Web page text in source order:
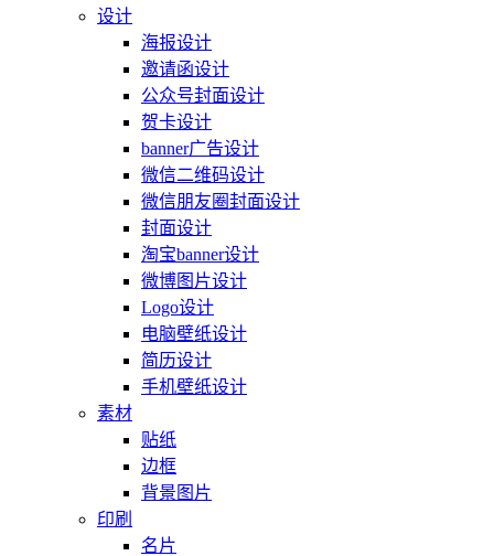
设计
海报设计
邀请函设计
公众号封面设计
贺卡设计
banner广告设计
微信二维码设计
微信朋友圈封面设计
封面设计
淘宝banner设计
微博图片设计
Logo设计
电脑壁纸设计
简历设计
手机壁纸设计
素材
贴纸
边框
背景图片
印刷
名片